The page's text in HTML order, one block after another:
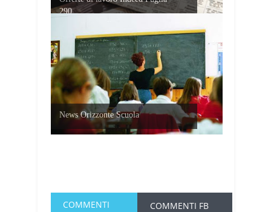
290...
News Orizzonte Scuola
COMMENTI COMMENTI FB